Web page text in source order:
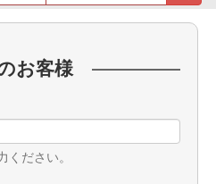
ー
ワ
お客様
ください。